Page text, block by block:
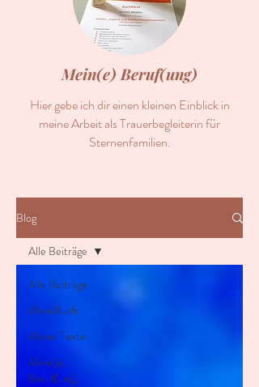
Mein(e) Beruf(ung)
Hier gebe ich dir einen kleinen Einblick in
meine Arbeit als Trauerbegleiterin für
Sternenfamilien.
Blog
Alle Beiträge
Mein Buch
Meine Texte
Mein(e)
Beruf(ung)
Alle Beiträge